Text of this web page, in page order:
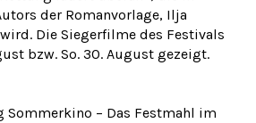
der Romanvorlage, Ilja
Die Siegerfilme des Festivals
bzw. So. 30. August gezeigt.
Sommerkino – Das Festmahl im